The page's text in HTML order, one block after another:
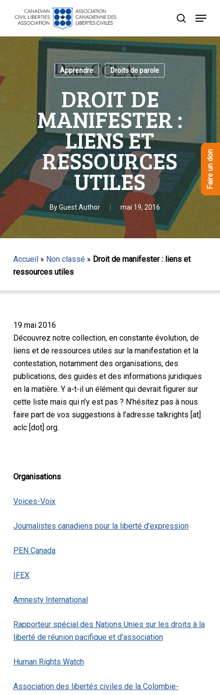
recherche
Menu
Apprendre Droits de parole
DROIT DE
MANIFESTER :
LIENS ET
RESSOURCES
UTILES
By Guest Author mai 19, 2016
Accueil» Non classé» Droit de manifester : liens et
ressources utiles
19 mai 2016
Découvrez notre collection, en constante évolution, de
liens et de ressources utiles sur la manifestation et la
contestation, notamment des organisations, des
publications, des guides et des informations juridiques
en la matière. Y a-t-il un élément qui devrait figurer sur
cette liste mais qui n’y est pas ? N’hésitez pas à nous
faire part de vos suggestions à l’adresse talkrights [at]
aclc [dot] org.
Organisations
Voices-Voix
Journalistes canadiens pour la liberté d’expression
PEN Canada
IFEX
Amnesty International
Rapporteur spécial des Nations Unies sur les droits à la
liberté de réunion pacifique et d’association
Human Rights Watch
Association des libertés civiles de la Colombie-
Menu
Faire un don